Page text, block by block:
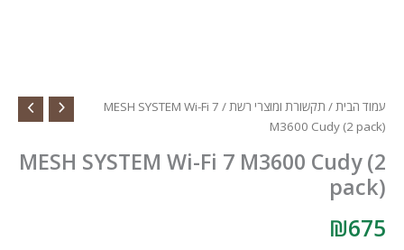
עמוד הבית/ תקשורת ומוצרי רשת
/ MESH SYSTEM Wi-Fi 7
M3600 Cudy (2 pack)
MESH SYSTEM Wi-Fi 7 M3600 Cudy (2
pack)
₪675